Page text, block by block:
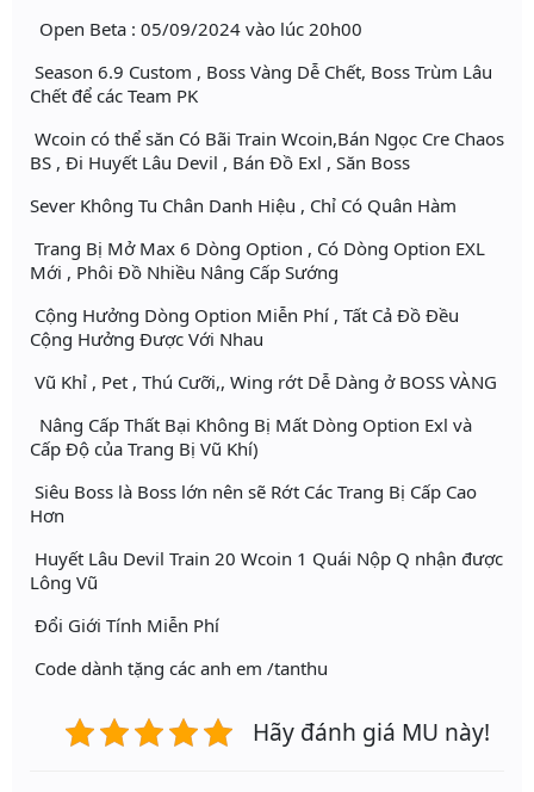
Open Beta : 05/09/2024 vào lúc 20h00
Season 6.9 Custom , Boss Vàng Dễ Chết, Boss Trùm Lâu
Chết để các Team PK
Wcoin có thể săn Có Bãi Train Wcoin,Bán Ngọc Cre Chaos
BS , Đi Huyết Lâu Devil , Bán Đồ Exl , Săn Boss
Sever Không Tu Chân Danh Hiệu , Chỉ Có Quân Hàm
Trang Bị Mở Max 6 Dòng Option , Có Dòng Option EXL
Mới , Phôi Đồ Nhiều Nâng Cấp Sướng
Cộng Hưởng Dòng Option Miễn Phí , Tất Cả Đồ Đều
Cộng Hưởng Được Với Nhau
Vũ Khỉ , Pet , Thú Cưỡi,, Wing rớt Dễ Dàng ở BOSS VÀNG
Nâng Cấp Thất Bại Không Bị Mất Dòng Option Exl và
Cấp Độ của Trang Bị Vũ Khí)
Siêu Boss là Boss lớn nên sẽ Rớt Các Trang Bị Cấp Cao
Hơn
Huyết Lâu Devil Train 20 Wcoin 1 Quái Nộp Q nhận được
Lông Vũ
Đổi Giới Tính Miễn Phí
Code dành tặng các anh em /tanthu
Hãy đánh giá MU này!